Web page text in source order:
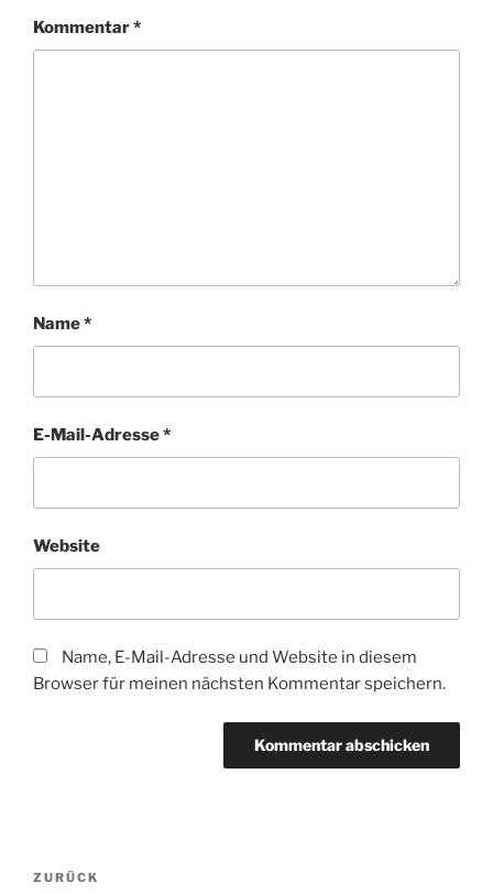
Kommentar*
Name*
E-Mail-Adresse*
Website
Name, E-Mail-Adresse und Website in diesem
Browser für meinen nächsten Kommentar speichern.
Beitragsnavigation
Vorheriger
ZURÜCK